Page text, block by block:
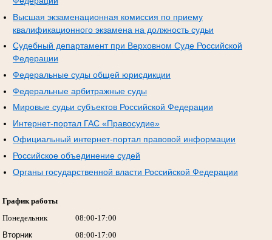
Высшая экзаменационная комиссия по приему
квалификационного экзамена на должность судьи
Судебный департамент при Верховном Суде Российской
Федерации
Федеральные суды общей юрисдикции
Федеральные арбитражные суды
Мировые судьи субъектов Российской Федерации
Интернет-портал ГАС «Правосудие»
Официальный интернет-портал правовой информации
Российское объединение судей
Органы государственной власти Российской Федерации
График работы
Понедельник
08:00-17:00
Вторник
08:00-17:00